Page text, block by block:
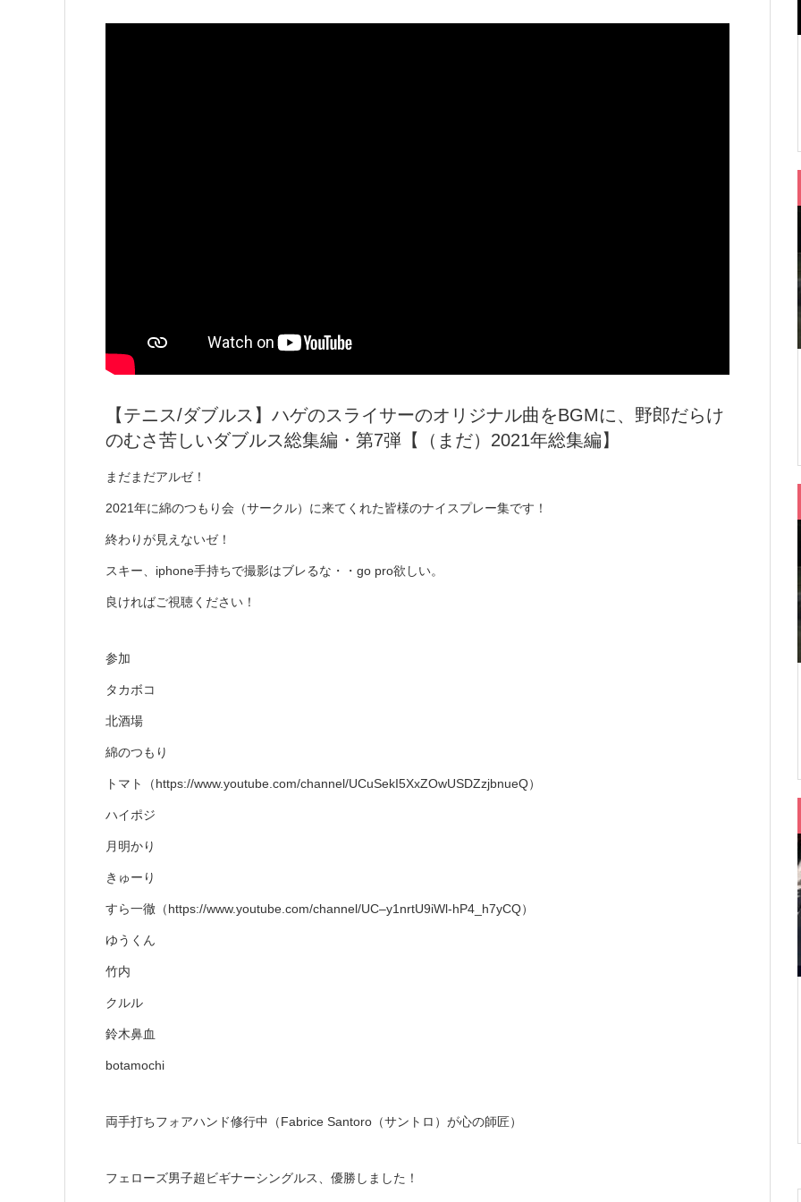
【テニス/ダブルス】ハゲのスライサーのオリジナル曲をBGMに、野郎だらけ
のむさ苦しいダブルス総集編・第7弾【（まだ）2021年総集編】
まだまだアルゼ！
2021年に綿のつもり会（サークル）に来てくれた皆様のナイスプレー集です！
終わりが見えないゼ！
スキー、iphone手持ちで撮影はブレるな・・go pro欲しい。
良ければご視聴ください！
参加
タカボコ
北酒場
綿のつもり
トマト（https://www.youtube.com/channel/UCuSekI5XxZOwUSDZzjbnueQ）
ハイポジ
月明かり
きゅーり
すら一徹（https://www.youtube.com/channel/UC–y1nrtU9iWl-hP4_h7yCQ）
ゆうくん
竹内
クルル
鈴木鼻血
botamochi
両手打ちフォアハンド修行中（Fabrice Santoro（サントロ）が心の師匠）
フェローズ男子超ビギナーシングルス、優勝しました！